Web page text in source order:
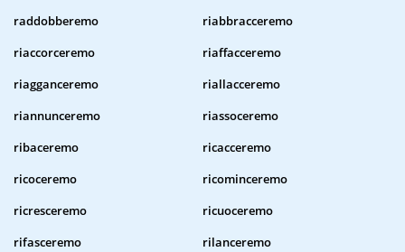
raddobberemo
riabbracceremo
riaccorceremo
riaffacceremo
riagganceremo
riallacceremo
riannunceremo
riassoceremo
ribaceremo
ricacceremo
ricoceremo
ricominceremo
ricresceremo
ricuoceremo
rifasceremo
rilanceremo